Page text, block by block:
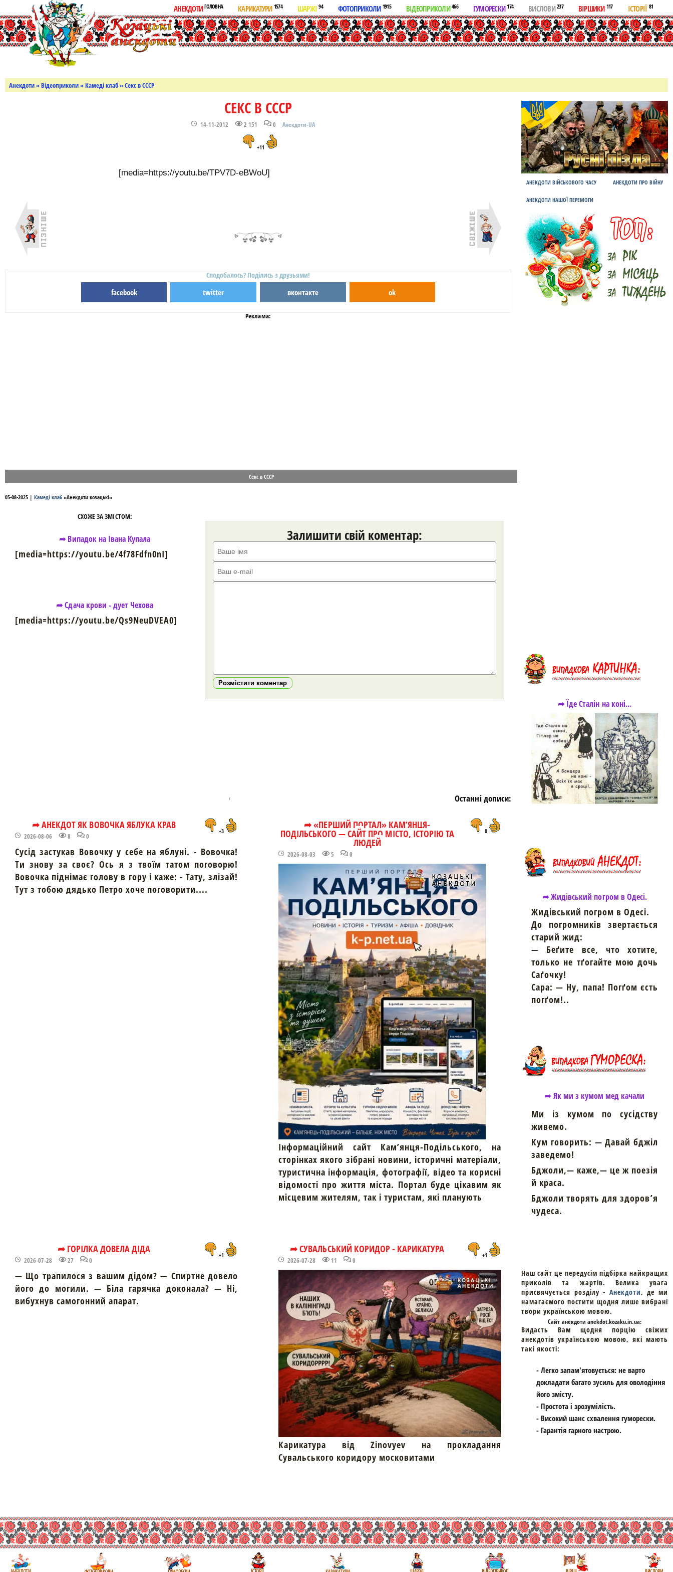
АНЕКДОТИГОЛОВНА КАРИКАТУРИ 1574 ШАРЖІ94 ФОТОПРИКОЛИ 1915 ВІДЕОПРИКОЛИ466 ГУМОРЕСКИ174 ВИСЛОВИ237 ВІРШИКИ 117 ІСТОРІЇ 81
Анекдоти»Відеоприколи»Камеді клаб» Секс в СССР
СЕКС В СССР
14-11-2012 2 151 0 Анекдоти-UA
+11
[media=https://youtu.be/TPV7D-eBWoU]
Сподобалось? Поділись з друзьями!
facebook twitter вконтакте ok
Реклама:
Секс в СССР
05-08-2025 | Камеді клаб «Анекдоти козацькі»
СХОЖЕ ЗА ЗМІСТОМ:
➦ Випадок на Івана Купала
[media=https://youtu.be/4f78Fdfn0nI]
➦ Сдача крови - дует Чехова
[media=https://youtu.be/Qs9NeuDVEA0]
Залишити свій коментар:
Розмістити коментар
Останні дописи:
➦ АНЕКДОТ ЯК ВОВОЧКА ЯБЛУКА КРАВ
2026-08-06 8 0
+3
Сусід застукав Вовочку у себе на яблуні. - Вовочка!
Ти знову за своє? Ось я з твоїм татом поговорю!
Вовочка піднімає голову в гору і каже: - Тату, злізай!
Тут з тобою дядько Петро хоче поговорити....
➦ «ПЕРШИЙ ПОРТАЛ» КАМ’ЯНЦЯ-
ПОДІЛЬСЬКОГО — САЙТ ПРО МІСТО, ІСТОРІЮ ТА
ЛЮДЕЙ
2026-08-03 5 0
0
Інформаційний сайт Кам’янця-Подільського, на
сторінках якого зібрані новини, історичні матеріали,
туристична інформація, фотографії, відео та корисні
відомості про життя міста. Портал буде цікавим як
місцевим жителям, так і туристам, які планують
➦ ГОРІЛКА ДОВЕЛА ДІДА
2026-07-28 27 0
+1
— Що трапилося з вашим дідом? — Спиртне довело
його до могили. — Біла гарячка доконала? — Ні,
вибухнув самогонний апарат.
➦ СУВАЛЬСЬКИЙ КОРИДОР - КАРИКАТУРА
2026-07-28 11 0
+1
Карикатура від Zinovyev на прокладання
Сувальського коридору московитами
АНЕКДОТИ ВІЙСЬКОВОГО ЧАСУ АНЕКДОТИ ПРО ВІЙНУ
АНЕКДОТИ НАШОЇ ПЕРЕМОГИ
➦ Їде Сталін на коні...
➦ Жидівський погром в Одесі.
Жидівський погром в Одесі.
До погромників звертається
старий жид:
— Беґите все, что хотите,
только не тґогайте мою дочь
Саґочку!
Сара: — Hу, папа! Погґом єсть
погґом!..
➦ Як ми з кумом мед качали
Ми із кумом по сусідству
живемо.
Кум говорить: — Давай бджіл
заведемо!
Бджоли,— каже,— це ж поезія
й краса.
Бджоли творять для здоров’я
чудеса.
Наш сайт це передусім підбірка найкращих
приколів та жартів. Велика увага
присвячується розділу - Анекдоти, де ми
намагаємого постити щодня лише вибрані
твори українською мовою.
Cайт анекдоти anekdot.kozaku.in.ua:
Видасть Вам щодня порцію свіжих
анекдотів українською мовою, які мають
такі якості:
- Легко запам'ятовується: не варто
докладати багато зусиль для оволодіння
його змісту.
- Простота і зрозумілість.
- Високий шанс схвалення гуморески.
- Гарантія гарного настрою.